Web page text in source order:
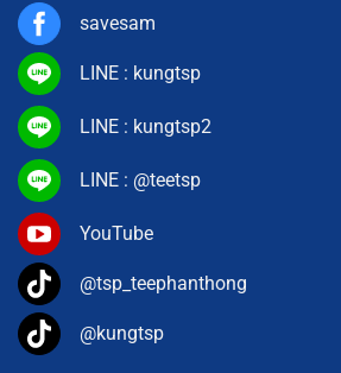
savesam
LINE : kungtsp
LINE : kungtsp2
LINE : @teetsp
YouTube
@tsp_teephanthong
@kungtsp